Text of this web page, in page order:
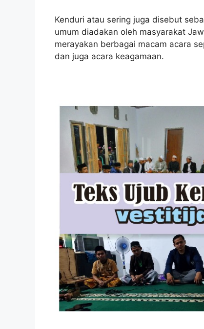
Kenduri atau sering juga disebut
umum diadakan oleh masyarakat
merayakan berbagai macam acara
dan juga acara keagamaan.